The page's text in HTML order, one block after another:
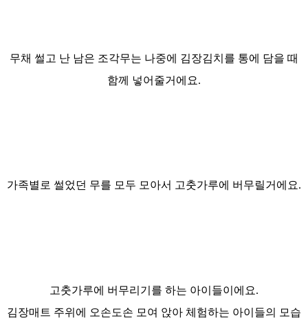
무채 썰고 난 남은 조각무는 나중에 김장김치를 통에 담을 때
함께 넣어줄거에요.
가족별로 썰었던 무를 모두 모아서 고춧가루에 버무릴거에요.
고춧가루에 버무리기를 하는 아이들이에요.
김장매트 주위에 오손도손 모여 앉아 체험하는 아이들의 모습